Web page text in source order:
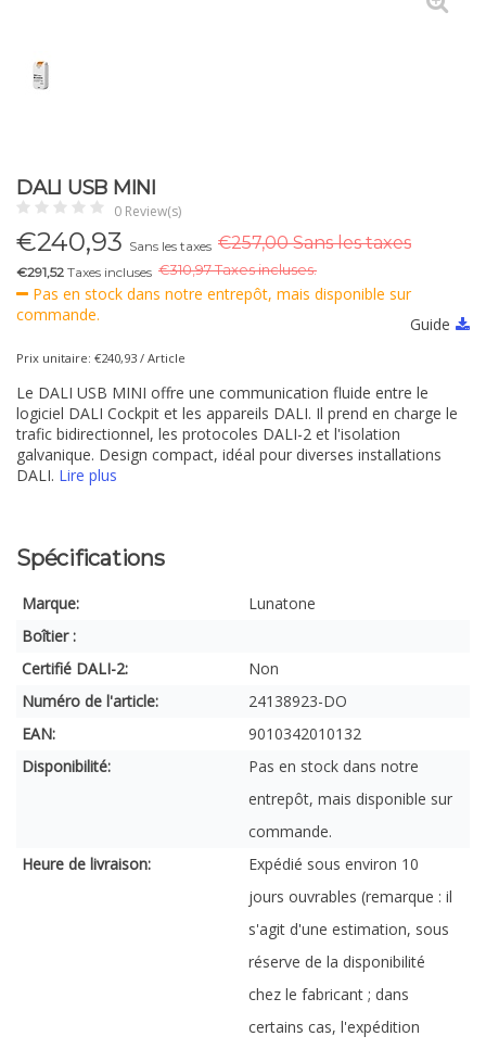
DALI USB MINI
0 Review(s)
€240,93 Sans les taxes €257,00 Sans les taxes
€291,52 Taxes incluses €310,97 Taxes incluses.
Pas en stock dans notre entrepôt, mais disponible sur
commande.
Guide
Prix unitaire: €240,93 / Article
Le DALI USB MINI offre une communication fluide entre le
logiciel DALI Cockpit et les appareils DALI. Il prend en charge le
trafic bidirectionnel, les protocoles DALI-2 et l'isolation
galvanique. Design compact, idéal pour diverses installations
DALI. Lire plus
Spécifications
Marque:
Lunatone
Boîtier :
Certifié DALI-2:
Non
Numéro de l'article:
24138923-DO
EAN:
9010342010132
Disponibilité:
Pas en stock dans notre
entrepôt, mais disponible sur
commande.
Heure de livraison:
Expédié sous environ 10
jours ouvrables (remarque : il
s'agit d'une estimation, sous
réserve de la disponibilité
chez le fabricant ; dans
certains cas, l'expédition